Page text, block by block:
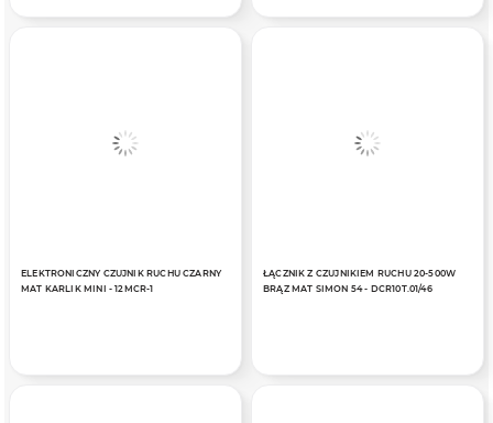
ELEKTRONICZNY CZUJNIK RUCHU CZARNY
MAT KARLIK MINI - 12MCR-1
ŁĄCZNIK Z CZUJNIKIEM RUCHU 20-500W
BRĄZ MAT SIMON 54 - DCR10T.01/46